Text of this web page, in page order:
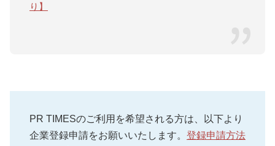
り】
PR TIMESのご利用を希望される方は、以下より
企業登録申請をお願いいたします。 登録申請方法